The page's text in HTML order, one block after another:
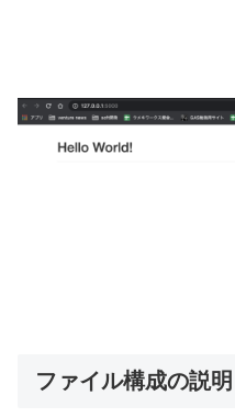
ファイル構成の説明